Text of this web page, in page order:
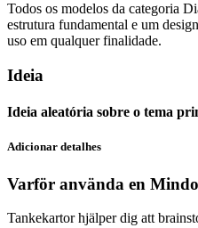
Todos os modelos da categoria
estrutura fundamental e um
uso em qualquer finalidade.
Ideia
Ideia aleatória sobre o tema
Adicionar detalhes
Varför använda en
Tankekartor hjälper dig att